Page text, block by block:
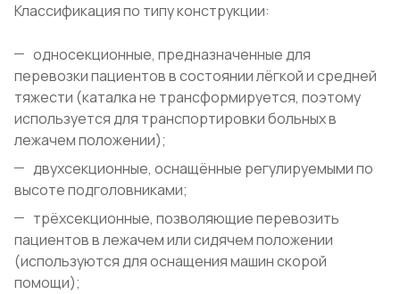
Классификация по типу конструкции:
односекционные, предназначенные для
перевозки пациентов в состоянии лёгкой и средней
тяжести (каталка не трансформируется, поэтому
используется для транспортировки больных в
лежачем положении);
двухсекционные, оснащённые регулируемыми по
высоте подголовниками;
трёхсекционные, позволяющие перевозить
пациентов в лежачем или сидячем положении
(используются для оснащения машин скорой
помощи);